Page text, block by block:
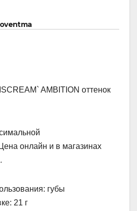
онлайн и в магазинах
губы
21 г